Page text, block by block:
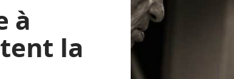
à
la